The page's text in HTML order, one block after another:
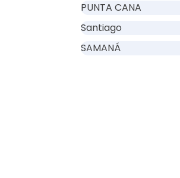
PUNTA CANA
Santiago
SAMANÁ